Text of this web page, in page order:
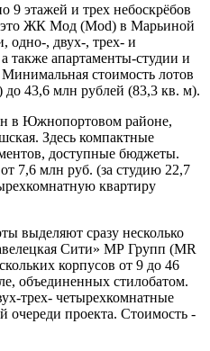
9 этажей и трех небоскрёбов
это ЖК Мод (Mod) в Марьиной
одно-, двух-, трех- и
также апартаменты-студии и
стоимость лотов
43,6 млн рублей (83,3 кв. м).
в Южнопортовом районе,
Здесь компактные
доступные бюджеты.
7,6 млн руб. (за студию 22,7
квартиру
выделяют сразу несколько
Сити» МР Групп (MR
корпусов от 9 до 46
объединенных стилобатом.
трех- четырехкомнатные
очереди проекта. Стоимость -